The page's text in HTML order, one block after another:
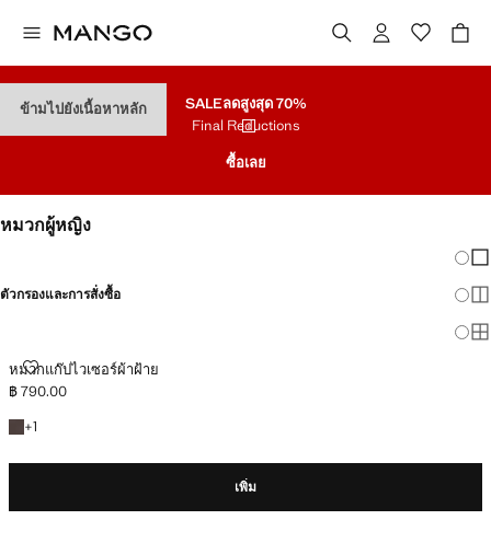
ข้ามไปยังเนื้อหาหลัก SALEลดสูงสุด 70%
Final Reductions
ซื้อเลย
หมวกผู้หญิง
ตัวกรองและการสั่งซื้อ
เปลี่
แ
แ
แ
หมวกแก๊ปไวเซอร์ผ้าฝ้าย
หมวกแก๊ปไวเซอร์ผ้าฝ้าย
ราคาปัจจุบัน [฿ 790.00 ]
฿ 790.00
+1
+1สี
เพิ่ม